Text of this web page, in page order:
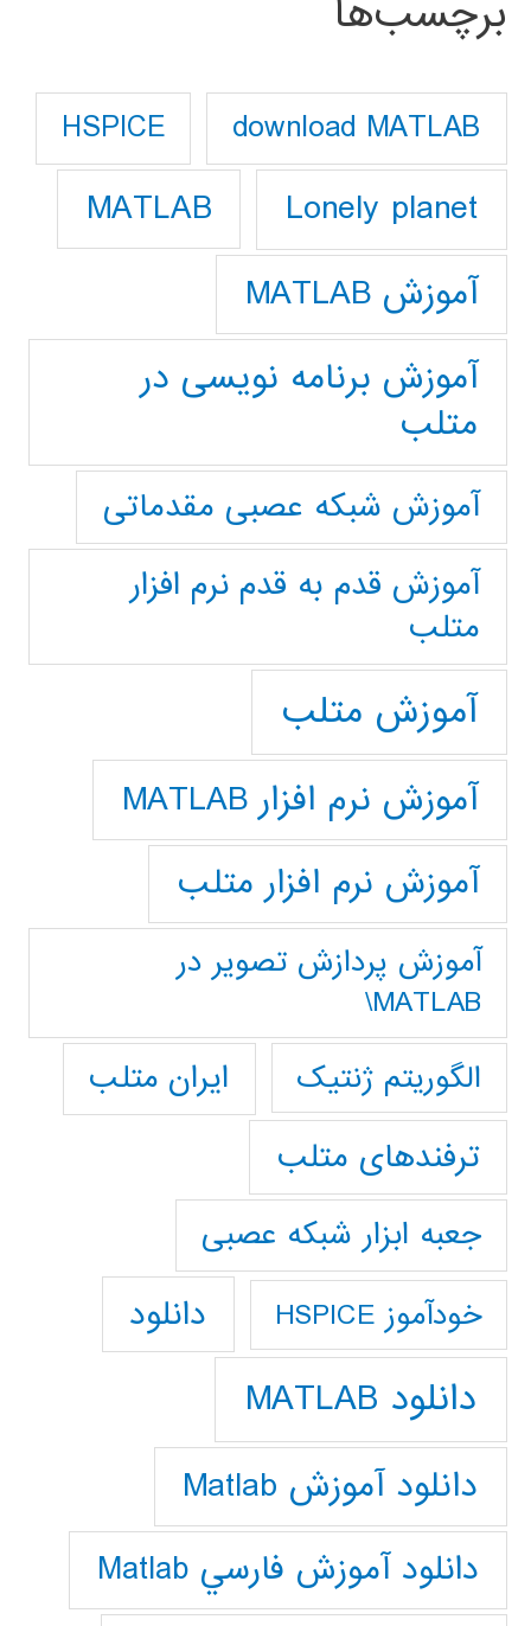
برچسب‌ها
download MATLAB
HSPICE
Lonely planet
MATLAB
آموزش MATLAB
آموزش برنامه نویسی در
متلب
آموزش شبکه عصبی مقدماتی
آموزش قدم به قدم نرم افزار
متلب
آموزش متلب
آموزش نرم افزار MATLAB
آموزش نرم افزار متلب
آموزش پردازش تصوير در
MATLAB\
الگوریتم ژنتیک
ایران متلب
ترفندهای متلب
جعبه ابزار شبکه عصبی
خودآموز HSPICE دانلود
دانلود MATLAB
دانلود آموزش Matlab
دانلود آموزش فارسي Matlab